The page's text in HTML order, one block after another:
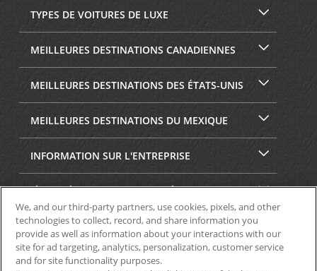
TYPES DE VOITURES DE LUXE
MEILLEURES DESTINATIONS CANADIENNES
MEILLEURES DESTINATIONS DES ÉTATS-UNIS
MEILLEURES DESTINATIONS DU MEXIQUE
INFORMATION SUR L'ENTREPRISE
SÉCURITÉ ET CONFIDENTIALITÉ
We, and our third-party partners, use cookies, pixels, and other
technologies to collect, record, and share information you
provide as well as information about your interactions with our
site for ad targeting, analytics, personalization, customer service
and for site functionality purposes.